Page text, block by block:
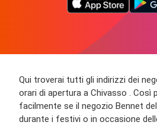
Qui troverai tutti gli indirizzi dei
orari di apertura a Chivasso . Così
facilmente se il negozio Bennet
durante i festivi o in occasione